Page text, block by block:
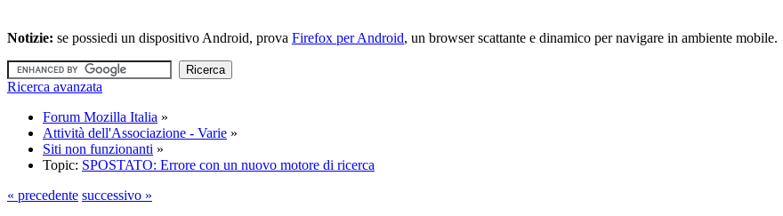
Notizie: se possiedi un dispositivo Android, prova Firefox per Android, un browser scattante e dinamico per navigare in ambiente mobile.
Ricerca avanzata
Forum Mozilla Italia »
Attività dell'Associazione - Varie »
Siti non funzionanti »
Topic: SPOSTATO: Errore con un nuovo motore di ricerca
« precedente successivo »